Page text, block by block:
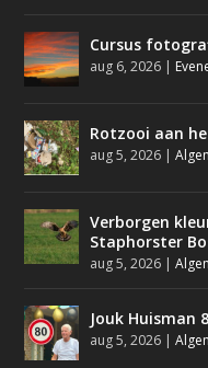
Cursus
aug 6, 2026 |
Rotzooi aan
aug 5, 2026 |
Verborgen
Staphorster
aug 5, 2026 |
Jouk Huisman
aug 5, 2026 |